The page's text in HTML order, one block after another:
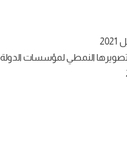
النمطي لمؤسسات الدولة 2022